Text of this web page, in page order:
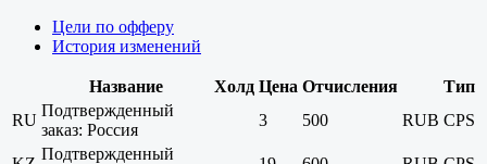
Цели по офферу
История изменений
Название Холд Цена Отчисления
Тип
RU
Подтвержденный
заказ: Россия
3 500 RUB CPS
Подтвержденный